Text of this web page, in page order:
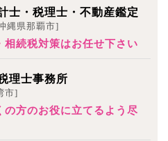
士・税理士・不動産鑑定
縄県那覇市]
相続税対策はお任せ下さい
理士事務所
市]
の方のお役に立てるよう尽